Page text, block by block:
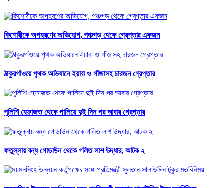
কিশোরীকে অপহরণের অভিযোগ, পঞ্চগড় থেকে গ্রেপ্তার একজন
ঠাকুরগাঁওয়ে পৃথক অভিযানে ইয়াবা ও গাঁজাসহ চারজন গ্রেপ্তার
পুলিশি হেফাজত থেকে পালিয়ে দুই দিন পর আবার গ্রেপ্তার
ফতুল্লায় বন্ধ গোডাউন থেকে গলিত লাশ উদ্ধার, আটক ২